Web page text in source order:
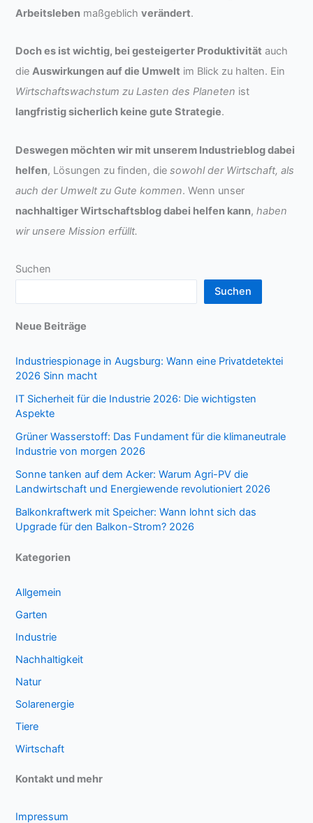
Arbeitsleben maßgeblichverändert.
Doch es ist wichtig, bei gesteigerter Produktivität auch
dieAuswirkungen auf die Umwelt im Blick zu halten. Ein
Wirtschaftswachstum zu Lasten des Planeten ist
langfristig sicherlich keine gute Strategie.
Deswegen möchten wir mit unserem Industrieblog dabei
helfen, Lösungen zu finden, diesowohl der Wirtschaft, als
auch der Umwelt zu Gute kommen. Wenn unser
nachhaltiger Wirtschaftsblog dabei helfen kann,haben
wir unsere Mission erfüllt.
Suchen
Suchen
Neue Beiträge
Industriespionage in Augsburg: Wann eine Privatdetektei
2026 Sinn macht
IT Sicherheit für die Industrie 2026: Die wichtigsten
Aspekte
Grüner Wasserstoff: Das Fundament für die klimaneutrale
Industrie von morgen 2026
Sonne tanken auf dem Acker: Warum Agri-PV die
Landwirtschaft und Energiewende revolutioniert 2026
Balkonkraftwerk mit Speicher: Wann lohnt sich das
Upgrade für den Balkon-Strom? 2026
Kategorien
Allgemein
Garten
Industrie
Nachhaltigkeit
Natur
Solarenergie
Tiere
Wirtschaft
Kontakt und mehr
Impressum